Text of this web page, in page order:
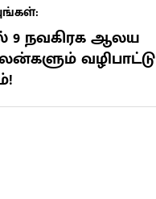
9 நவகிரக ஆலய
வழிபாட்டு